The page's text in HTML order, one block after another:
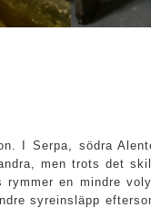
I Serpa, södra
men trots det
en mindre
syreinsläpp